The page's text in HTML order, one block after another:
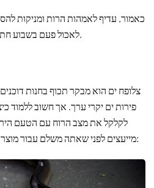
כאמור, עדיף לאמהות הרות ומניקות
לאכול פעם בשבוע חתיכת צלופח קטנה שנאפה בתנור.
צלופח ים הוא מבקר תכוף בחנות
פירות ים יקרי ערך. אך חשוב ללמוד
לקלקל את מצב הרוח עם הטעם
מייעצים לפני שאתה משלם עבור מוצר כדי לבצע כמה בדיקות פשוטות: